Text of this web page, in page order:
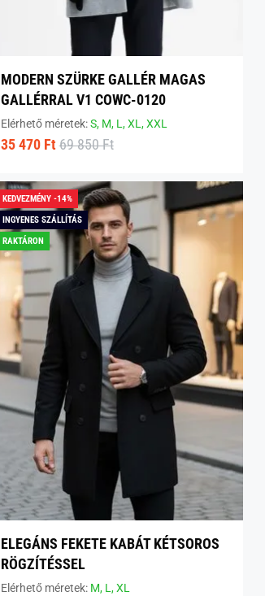
MODERN SZÜRKE GALLÉR MAGAS
GALLÉRRAL V1 COWC-0120
Elérhető méretek:S, M, L,XL,XXL
35 470 Ft 69 850 Ft
KEDVEZMÉNY -14%
INGYENES SZÁLLÍTÁS
RAKTÁRON
ELEGÁNS FEKETE KABÁT KÉTSOROS
RÖGZÍTÉSSEL
Elérhető méretek: M, L,XL